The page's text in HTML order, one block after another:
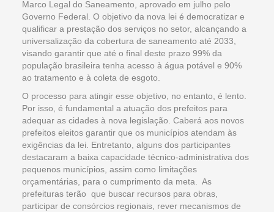
Marco Legal do Saneamento, aprovado em julho pelo
Governo Federal. O objetivo da nova lei é democratizar e
qualificar a prestação dos serviços no setor, alcançando a
universalização da cobertura de saneamento até 2033,
visando garantir que até o final deste prazo 99% da
população brasileira tenha acesso à água potável e 90%
ao tratamento e à coleta de esgoto.
O processo para atingir esse objetivo, no entanto, é lento.
Por isso, é fundamental a atuação dos prefeitos para
adequar as cidades à nova legislação. Caberá aos novos
prefeitos eleitos garantir que os municípios atendam às
exigências da lei. Entretanto, alguns dos participantes
destacaram a baixa capacidade técnico-administrativa dos
pequenos municípios, assim como limitações
orçamentárias, para o cumprimento da meta. As
prefeituras terão que buscar recursos para obras,
participar de consórcios regionais, rever mecanismos de